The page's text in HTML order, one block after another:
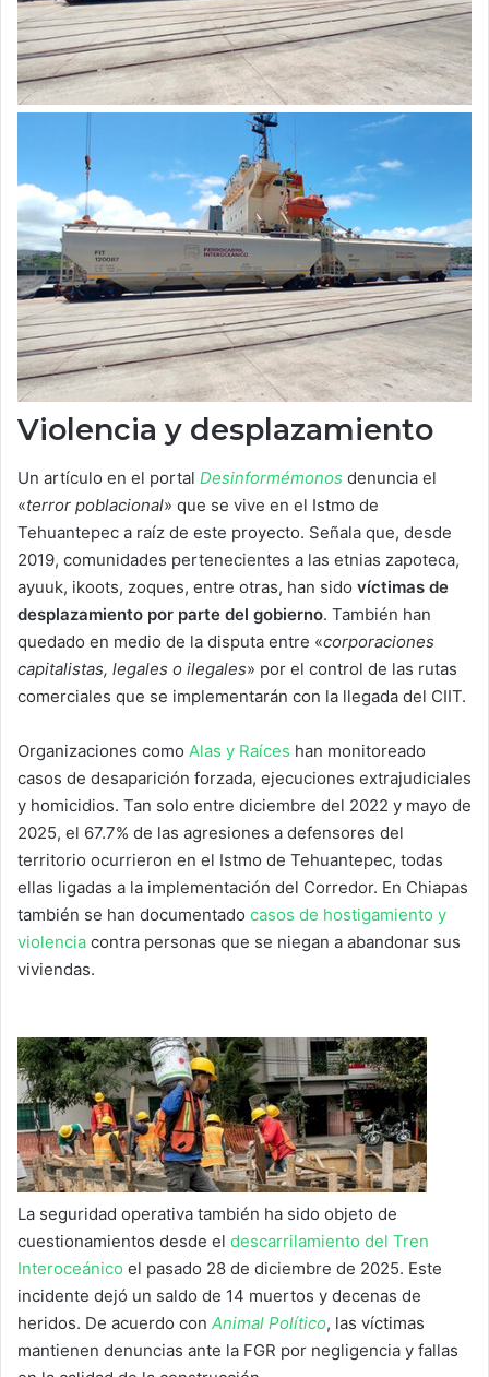
Violencia y desplazamiento
Un artículo en el portal Desinformémonos denuncia el
«terror poblacional» que se vive en el Istmo de
Tehuantepec a raíz de este proyecto. Señala que, desde
2019, comunidades pertenecientes a las etnias zapoteca,
ayuuk, ikoots, zoques, entre otras, han sido víctimas de
desplazamiento por parte del gobierno. También han
quedado en medio de la disputa entre «corporaciones
capitalistas, legales o ilegales» por el control de las rutas
comerciales que se implementarán con la llegada del CIIT.
Organizaciones como Alas y Raíces han monitoreado
casos de desaparición forzada, ejecuciones extrajudiciales
y homicidios. Tan solo entre diciembre del 2022 y mayo de
2025, el 67.7% de las agresiones a defensores del
territorio ocurrieron en el Istmo de Tehuantepec, todas
ellas ligadas a la implementación del Corredor. En Chiapas
también se han documentado casos de hostigamiento y
violencia contra personas que se niegan a abandonar sus
viviendas.
La seguridad operativa también ha sido objeto de
cuestionamientos desde el descarrilamiento del Tren
Interoceánico el pasado 28 de diciembre de 2025. Este
incidente dejó un saldo de 14 muertos y decenas de
heridos. De acuerdo con Animal Político, las víctimas
mantienen denuncias ante la FGR por negligencia y fallas